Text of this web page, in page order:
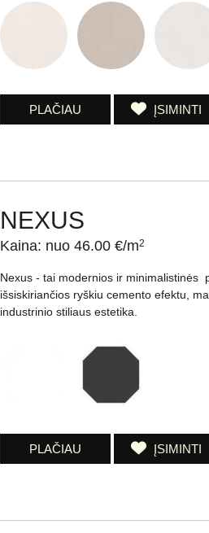
PLAČIAU ĮSIMINTI
NEXUS
Kaina: nuo 46.00 €/m2
Nexus - tai modernios ir minimalistinės
išsiskiriančios ryškiu cemento efektu,
industrinio stiliaus estetika.
PLAČIAU ĮSIMINTI